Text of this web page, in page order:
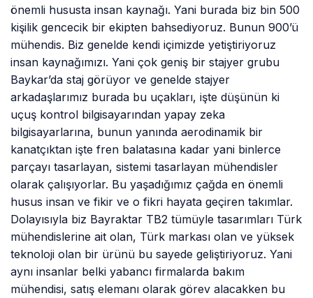
önemli hususta insan kaynağı. Yani burada biz bin 500
kişilik gencecik bir ekipten bahsediyoruz. Bunun 900’ü
mühendis. Biz genelde kendi içimizde yetiştiriyoruz
insan kaynağımızı. Yani çok geniş bir stajyer grubu
Baykar’da staj görüyor ve genelde stajyer
arkadaşlarımız burada bu uçakları, işte düşünün ki
uçuş kontrol bilgisayarından yapay zeka
bilgisayarlarına, bunun yanında aerodinamik bir
kanatçıktan işte fren balatasına kadar yani binlerce
parçayı tasarlayan, sistemi tasarlayan mühendisler
olarak çalışıyorlar. Bu yaşadığımız çağda en önemli
husus insan ve fikir ve o fikri hayata geçiren takımlar.
Dolayısıyla biz Bayraktar TB2 tümüyle tasarımları Türk
mühendislerine ait olan, Türk markası olan ve yüksek
teknoloji olan bir ürünü bu sayede geliştiriyoruz. Yani
aynı insanlar belki yabancı firmalarda bakım
mühendisi, satış elemanı olarak görev alacakken bu